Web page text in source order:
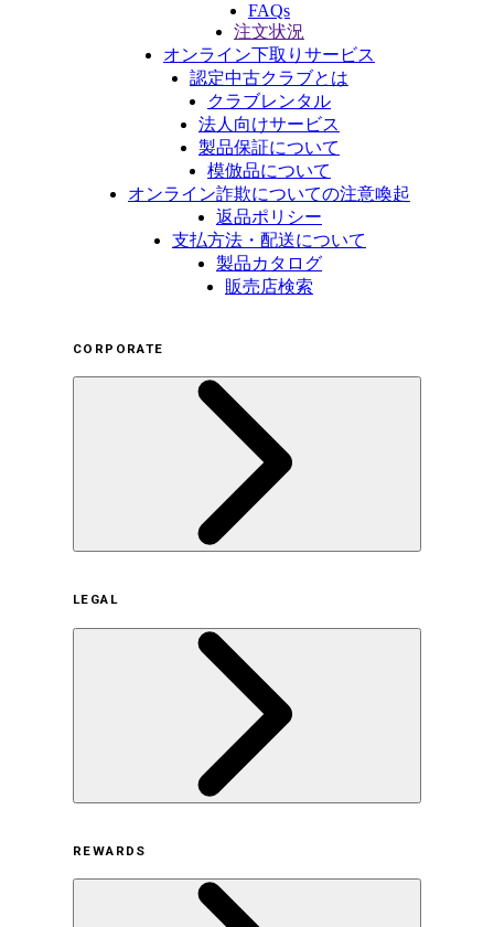
FAQs
注文状況
オンライン下取りサービス
認定中古クラブとは
クラブレンタル
法人向けサービス
製品保証について
模倣品について
オンライン詐欺についての注意喚起
返品ポリシー
支払方法・配送について
製品カタログ
販売店検索
CORPORATE
サステナビリティの取り組み（日本）
サステナビリティの取り組み（米国/英語）
ヒストリー
採用情報
LEGAL
オンラインストア利用規約
プライバシーポリシー
特定商取引法に基づく表示
REWARDS